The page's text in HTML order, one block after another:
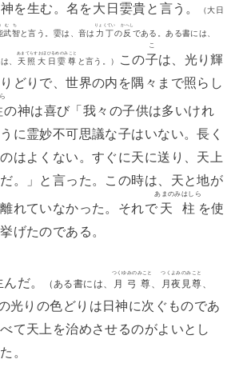
を生む。名を大日孁貴と言う。 （大日
武智
むち
と言う。孁は、音は 力丁
りょくてい
の反
かへし
である。ある書には、
、 天照大日孁尊
あまてらすおほひるめのみこと
と言う。） この子
こ
は、光り輝
どりで、世界の内を隅々まで照らし
の神は喜び「我々の子供は多いけれ
に霊妙不可思議な子はいない。長く
はよくない。すぐに天に送り、天上
。」と言った。この時は、天と地が
れていなかった。それで天柱
あまのみはしら
を使
げたのである。
だ。 （ある書には、 月弓尊
つくゆみのみこと
月夜見尊
つくよみのみこと
光りの色どりは日神に次ぐものであ
て天上を治めさせるのがよいとし
。